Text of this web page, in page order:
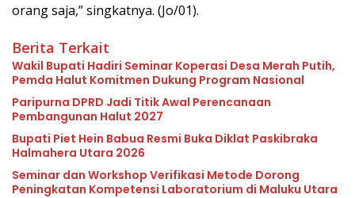
orang saja,” singkatnya. (Jo/01).
Berita Terkait
Wakil Bupati Hadiri Seminar Koperasi Desa Merah Putih,
Pemda Halut Komitmen Dukung Program Nasional
Paripurna DPRD Jadi Titik Awal Perencanaan
Pembangunan Halut 2027
Bupati Piet Hein Babua Resmi Buka Diklat Paskibraka
Halmahera Utara 2026
Seminar dan Workshop Verifikasi Metode Dorong
Peningkatan Kompetensi Laboratorium di Maluku Utara